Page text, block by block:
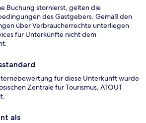
Buchung stornierst, gelten die
des Gastgebers. Gemäß den
über Verbraucherrechte unterliegen
für Unterkünfte nicht dem
für diese Unterkunft wurde
Zentrale für Tourismus, ATOUT
als